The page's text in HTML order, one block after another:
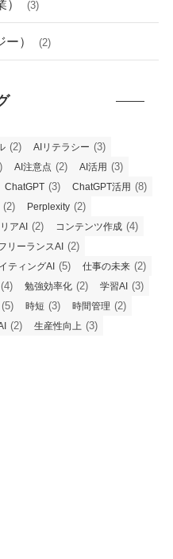
） (3)
ー） (2)
(2) AIリテラシー (3)
AI注意点 (2) AI活用 (3)
ChatGPT (3) ChatGPT活用 (8)
(2) Perplexity (2)
アAI (2) コンテンツ作成 (4)
リーランスAI (2)
ティングAI (5) 仕事の未来 (2)
(4) 勉強効率化 (2) 学習AI (3)
(5) 時短 (3) 時間管理 (2)
(2) 生産性向上 (3)